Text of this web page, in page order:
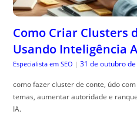
Como Criar Clusters
Usando Inteligência
Especialista em SEO | 31 de outubro
como fazer cluster de conte, údo
temas, aumentar autoridade e
IA.